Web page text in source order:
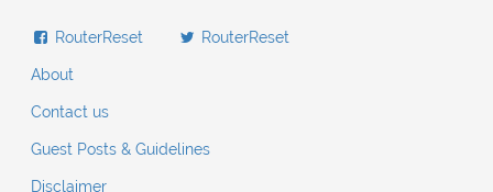
RouterReset RouterReset
About
Contact us
Guest Posts & Guidelines
Disclaimer